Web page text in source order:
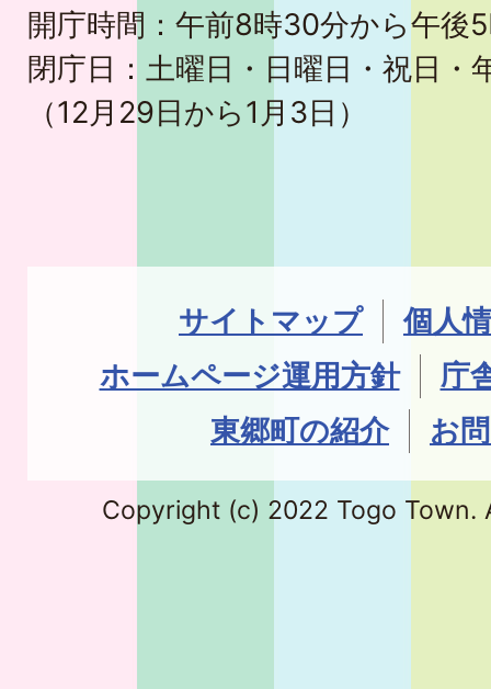
開庁時間：午前8時30分から午後
閉庁日：土曜日・日曜日・祝日・
（12月29日から1月3日）
サイトマップ
個人
ホームページ運用方針
庁
東郷町の紹介
お
Copyright (c) 2022 Togo Town.